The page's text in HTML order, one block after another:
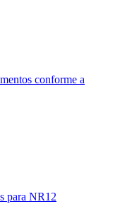
conforme a
para NR12